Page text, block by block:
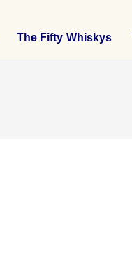
The Fifty Whiskys